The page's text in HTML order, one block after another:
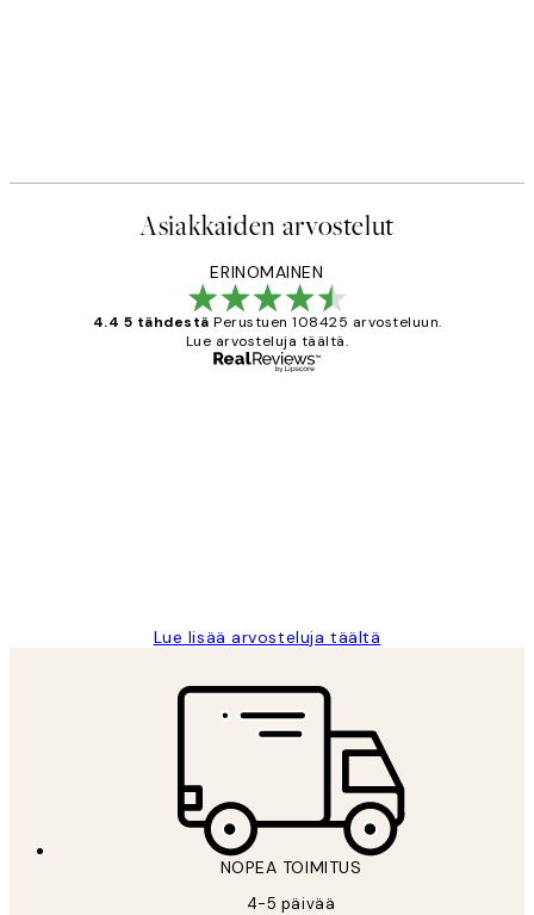
Asiakkaiden arvostelut
ERINOMAINEN
4.4 5 tähdestä Perustuen 108425 arvosteluun.
Lue arvosteluja täältä.
Lue lisää arvosteluja täältä
NOPEA TOIMITUS
4-5 päivää